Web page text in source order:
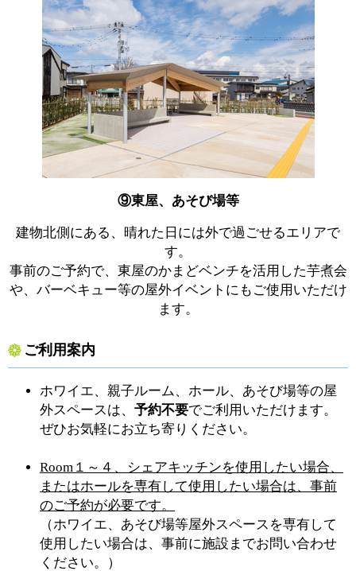
⑨東屋、あそび場等
建物北側にある、晴れた日には外で過ごせるエリアで
す。
事前のご予約で、東屋のかまどベンチを活用した芋煮会
や、バーベキュー等の屋外イベントにもご使用いただけ
ます。
ご利用案内
ホワイエ、親子ルーム、ホール、あそび場等の屋
外スペースは、 予約不要でご利用いただけます。
ぜひお気軽にお立ち寄りください。
Room１～４、シェアキッチンを使用したい場合、
またはホールを専有して使用したい場合は、事前
のご予約が必要です。
（ホワイエ、あそび場等屋外スペースを専有して
使用したい場合は、事前に施設までお問い合わせ
ください。）